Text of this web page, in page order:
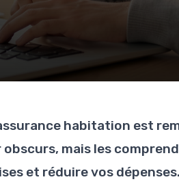
habitation est
mais les
et réduire vos dépenses.